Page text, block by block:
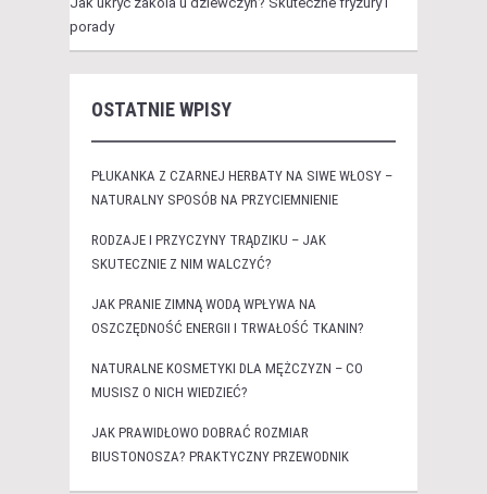
porady
OSTATNIE WPISY
PŁUKANKA Z CZARNEJ HERBATY NA SIWE WŁOSY –
NATURALNY SPOSÓB NA PRZYCIEMNIENIE
RODZAJE I PRZYCZYNY TRĄDZIKU – JAK
SKUTECZNIE Z NIM WALCZYĆ?
JAK PRANIE ZIMNĄ WODĄ WPŁYWA NA
OSZCZĘDNOŚĆ ENERGII I TRWAŁOŚĆ TKANIN?
NATURALNE KOSMETYKI DLA MĘŻCZYZN – CO
MUSISZ O NICH WIEDZIEĆ?
JAK PRAWIDŁOWO DOBRAĆ ROZMIAR
BIUSTONOSZA? PRAKTYCZNY PRZEWODNIK